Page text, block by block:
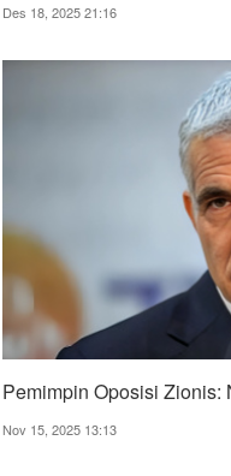
Des 18, 2025 21:16
Pemimpin Oposisi Zionis:
Nov 15, 2025 13:13